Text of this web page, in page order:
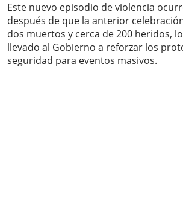
Este nuevo episodio de violencia
después de que la anterior
dos muertos y cerca de 200 heridos,
llevado al Gobierno a reforzar los
seguridad para eventos masivos.